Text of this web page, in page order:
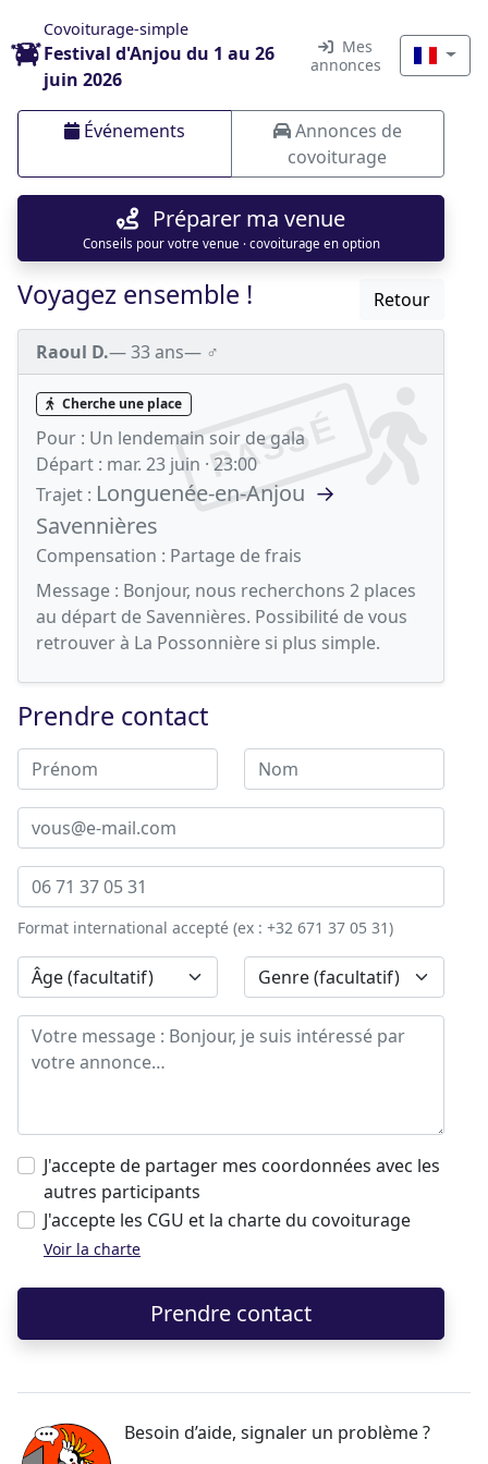
Covoiturage-simple
Festival d'Anjou du 1 au 26
juin 2026
Mes
annonces
Événements
Annonces de
covoiturage
Préparer ma venue
Conseils pour votre venue · covoiturage en option
Voyagez ensemble ! Retour
Raoul D.— 33 ans— ♂️
PASSÉ
Cherche une place
Pour : Un lendemain soir de gala
Départ : mar. 23 juin · 23:00
Trajet : Longuenée-en-Anjou →
Savennières
Compensation : Partage de frais
Message : Bonjour, nous recherchons 2 places
au départ de Savennières. Possibilité de vous
retrouver à La Possonnière si plus simple.
Prendre contact
Format international accepté (ex : +32 671 37 05 31)
J'accepte de partager mes coordonnées avec les
autres participants
J'accepte les CGU et la charte du covoiturage
Voir la charte
Prendre contact
Besoin d’aide, signaler un problème ?